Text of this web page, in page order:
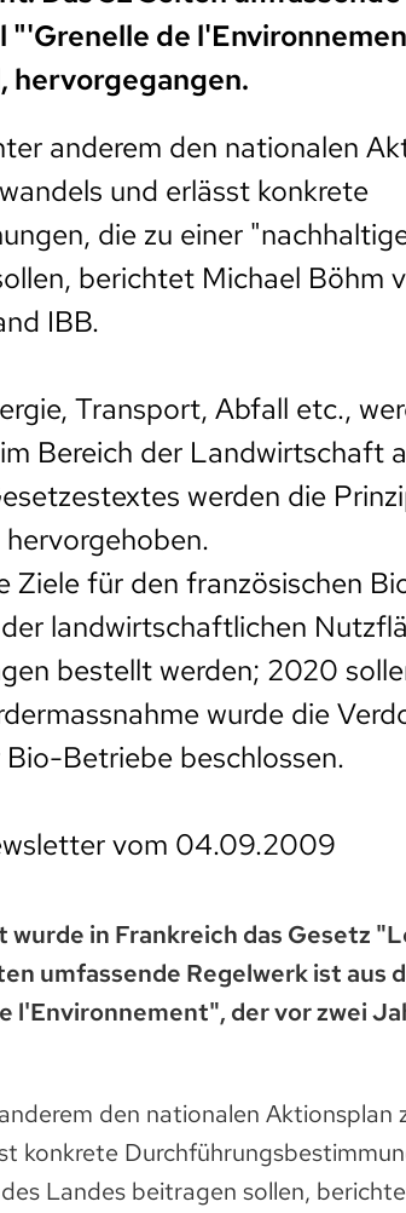
"'Grenelle de
hervorgegangen.
anderem den nationalen
und erlässt konkrete
die zu einer
berichtet Michael Böhm
IBB.
Transport, Abfall etc.,
Bereich der Landwirtschaft
werden die
Ziele für den französischen
landwirtschaftlichen
bestellt werden; 2020
wurde die
Betriebe beschlossen.
vom 04.09.2009
wurde in Frankreich das Gesetz
umfassende Regelwerk ist aus
l'Environnement", der vor zwei
den nationalen Aktionsplan
konkrete
Landes beitragen sollen,